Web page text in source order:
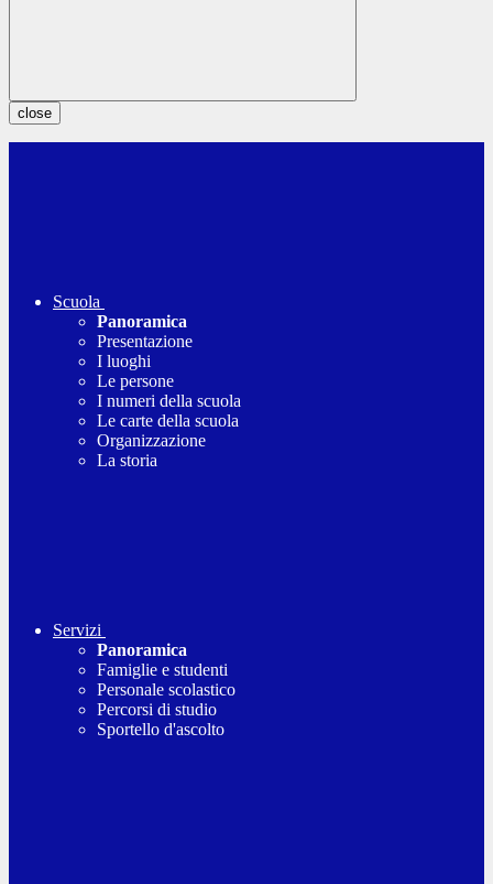
close
Scuola
Panoramica
Presentazione
I luoghi
Le persone
I numeri della scuola
Le carte della scuola
Organizzazione
La storia
Servizi
Panoramica
Famiglie e studenti
Personale scolastico
Percorsi di studio
Sportello d'ascolto